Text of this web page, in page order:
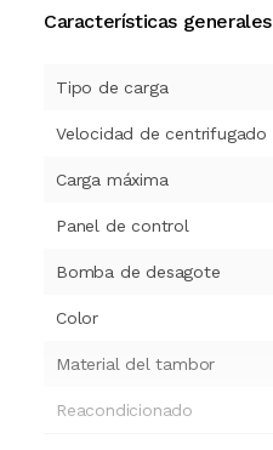
Características generales
Tipo de carga
Velocidad de centrifugado
Carga máxima
Panel de control
Bomba de desagote
Color
Material del tambor
Reacondicionado